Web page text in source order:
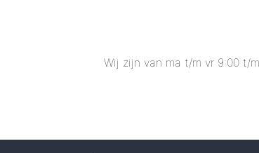
Wij zijn van ma t/m vr 9:00 t/